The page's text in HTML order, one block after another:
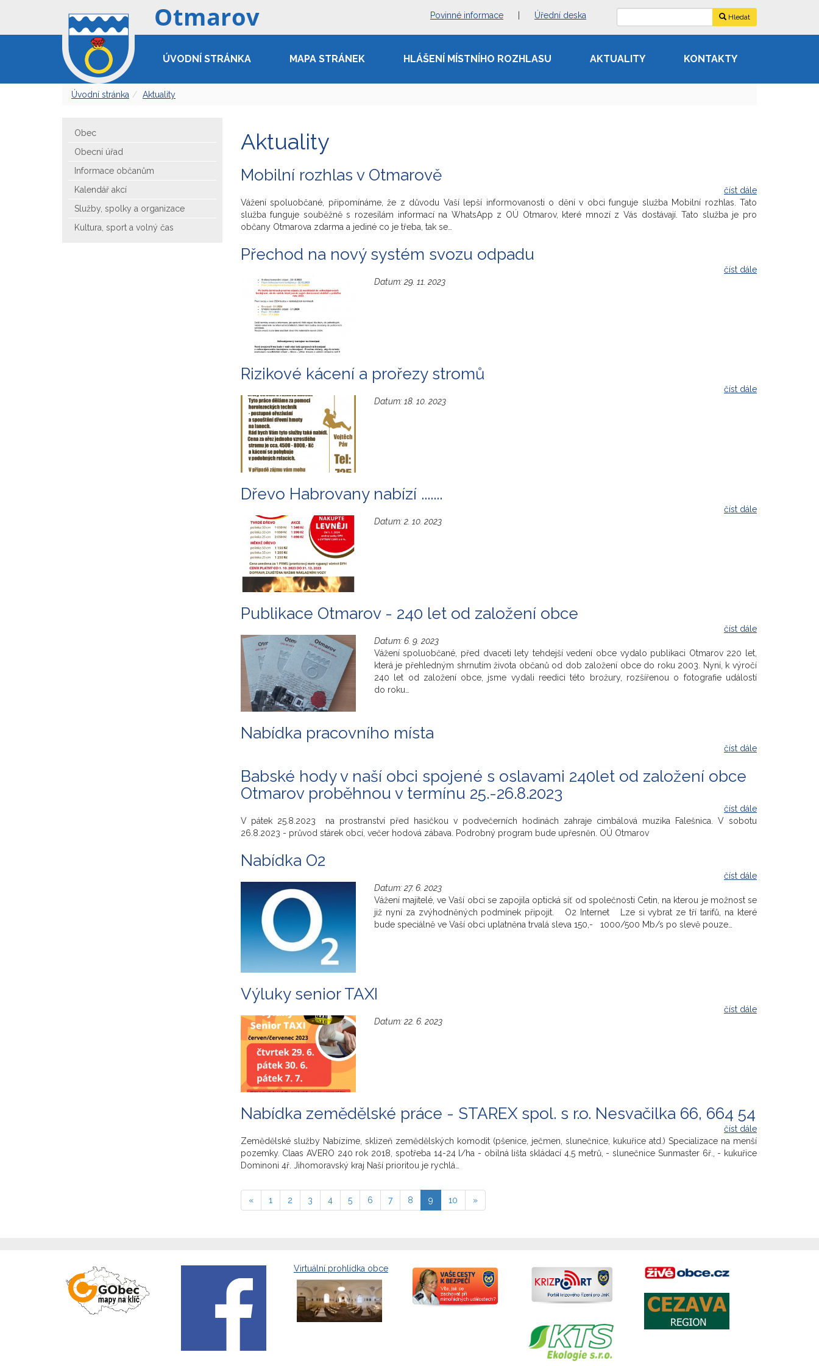
Povinné informace Úřední deska Hledat
ÚVODNÍ STRÁNKA MAPA STRÁNEK HLÁŠENÍ MÍSTNÍHO ROZHLASU AKTUALITY KONTAKTY
Úvodní stránka Aktuality
Obec
Obecní úřad
Informace občanům
Kalendář akcí
Služby, spolky a organizace
Kultura, sport a volný čas
Aktuality
Mobilní rozhlas v Otmarově
číst dále
Vážení spoluobčané, připomínáme, že z důvodu Vaší lepší informovanosti o dění v obci funguje služba Mobilní rozhlas. Tato
služba funguje souběžně s rozesílám informací na WhatsApp z OÚ Otmarov, které mnozí z Vás dostávají. Tato služba je pro
občany Otmarova zdarma a jediné co je třeba, tak se…
Přechod na nový systém svozu odpadu
číst dále
Datum:29. 11. 2023
Rizikové kácení a prořezy stromů
číst dále
Datum:18. 10. 2023
Dřevo Habrovany nabízí .......
číst dále
Datum:2. 10. 2023
Publikace Otmarov - 240 let od založení obce
číst dále
Datum:6. 9. 2023
Vážení spoluobčané, před dvaceti lety tehdejší vedení obce vydalo publikaci Otmarov 220 let,
která je přehledným shrnutím života občanů od dob založení obce do roku 2003. Nyní, k výročí
240 let od založení obce, jsme vydali reedici této brožury, rozšířenou o fotografie událostí
do roku…
Nabídka pracovního místa
číst dále
Babské hody v naší obci spojené s oslavami 240let od založení obce
Otmarov proběhnou v termínu 25.-26.8.2023
číst dále
V pátek 25.8.2023 na prostranství před hasičkou v podvečerních hodinách zahraje cimbálová muzika Falešnica. V sobotu
26.8.2023 - průvod stárek obcí, večer hodová zábava. Podrobný program bude upřesněn. OÚ Otmarov
Nabídka O2
číst dále
Datum:27. 6. 2023
Vážení majitelé, ve Vaší obci se zapojila optická síť od společnosti Cetin, na kterou je možnost se
již nyní za zvýhodněných podmínek připojit. O2 Internet Lze si vybrat ze tří tarifů, na které
bude speciálně ve Vaší obci uplatněna trvalá sleva 150,- 1000/500 Mb/s po slevě pouze…
Výluky senior TAXI
číst dále
Datum:22. 6. 2023
Nabídka zemědělské práce - STAREX spol. s r.o. Nesvačilka 66, 664 54
číst dále
Zemědělské služby Nabízíme, sklizeň zemědělských komodit (pšenice, ječmen, slunečnice, kukuřice atd.) Specializace na menší
pozemky. Claas AVERO 240 rok 2018, spotřeba 14-24 l/ha - obilná lišta skládací 4,5 metrů, - slunečnice Sunmaster 6ř., - kukuřice
Dominoni 4ř. Jihomoravský kraj Naší prioritou je rychlá…
« 1 2 3 4 5 6 7 8 9 10 »
Virtuální prohlídka obce